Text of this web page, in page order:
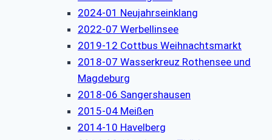
2024-01 Neujahrseinklang
2022-07 Werbellinsee
2019-12 Cottbus Weihnachtsmarkt
2018-07 Wasserkreuz Rothensee und
Magdeburg
2018-06 Sangershausen
2015-04 Meißen
2014-10 Havelberg